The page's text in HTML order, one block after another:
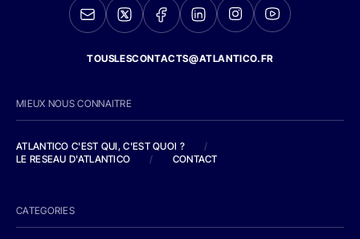
TOUSLESCONTACTS@ATLANTICO.FR
MIEUX NOUS CONNAITRE
ATLANTICO C'EST QUI, C'EST QUOI ?
/
LE RESEAU D'ATLANTICO
/ CONTACT
CATEGORIES